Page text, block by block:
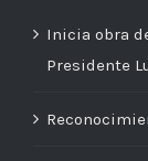
Inicia obra
Presidente